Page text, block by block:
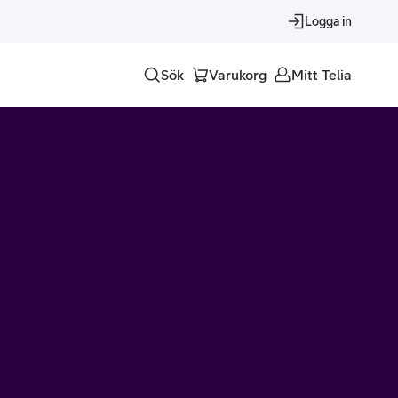
Logga in
Sök Varukorg Mitt Telia